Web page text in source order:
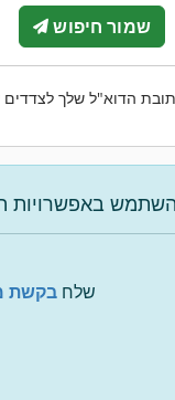
שמור חיפוש
הדוא"ל שלך לצדדים
שלח בקשת